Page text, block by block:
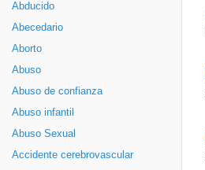
Abducido
Abecedario
Aborto
Abuso
Abuso de confianza
Abuso infantil
Abuso Sexual
Accidente cerebrovascular